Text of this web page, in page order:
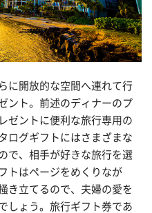
に開放的な空間へ連れて行
ント。前述のディナーのプ
ゼントに便利な旅行専用の
ログギフトにはさまざまな
で、相手が好きな旅行を選
トはページをめくりなが
き立てるので、夫婦の愛を
しょう。旅行ギフト券であ